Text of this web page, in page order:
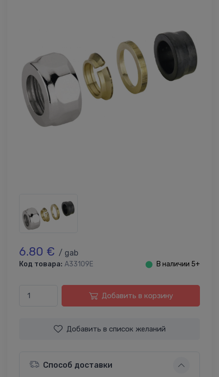
6.80 € / gab
Код товара: A33109E ⬤ В наличии 5+
Добавить в корзину
Добавить в список желаний
Способ доставки